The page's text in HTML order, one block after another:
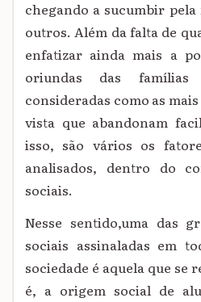
chegando a sucumbir
outros. Além da falta de
enfatizar ainda mais a
oriundas das
consideradas como as
vista que abandonam
isso, são vários os
analisados, dentro do
sociais.
Nesse sentido,uma das
sociais assinaladas em
sociedade é aquela que se
é, a origem social de